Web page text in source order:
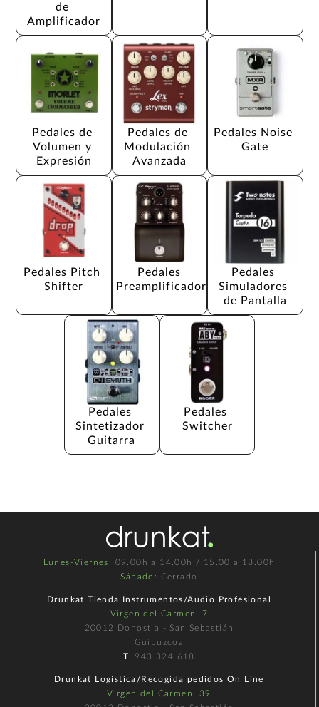
de
Amplificador
Pedales de
Volumen y
Expresión
Pedales de
Modulación
Avanzada
Pedales Noise
Gate
Pedales Pitch
Shifter
Pedales
Preamplificador
Pedales
Simuladores
de Pantalla
Pedales
Sintetizador
Guitarra
Pedales
Switcher
Lunes-Viernes : 09.00h a 14.00h / 15.00 a 18.00h
Sábado : Cerrado
Drunkat Tienda Instrumentos/Audio Profesional
Virgen del Carmen, 7
20012 Donostia - San Sebastián
Guipúzcoa
T. 943 324 618
Drunkat Logística/Recogida pedidos On Line
Virgen del Carmen, 39